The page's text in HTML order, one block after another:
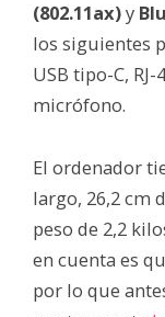
(802.11ax)y
los siguientes
USB tipo-C,
micrófono.
El ordenador
largo, 26,2 cm
peso de 2,2
en cuenta es
por lo que